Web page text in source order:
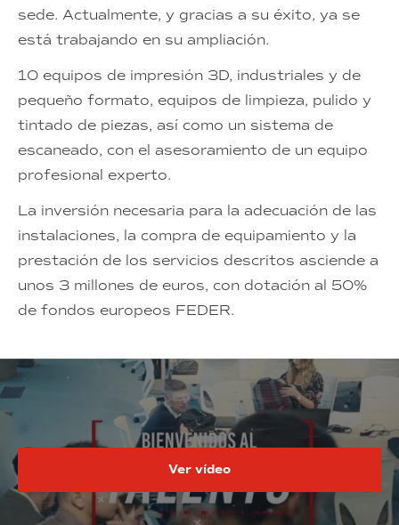
sede. Actualmente, y gracias a su éxito, ya se
está trabajando en su ampliación.
10 equipos de impresión 3D, industriales y de
pequeño formato, equipos de limpieza, pulido y
tintado de piezas, así como un sistema de
escaneado, con el asesoramiento de un equipo
profesional experto.
La inversión necesaria para la adecuación de las
instalaciones, la compra de equipamiento y la
prestación de los servicios descritos asciende a
unos 3 millones de euros, con dotación al 50%
de fondos europeos FEDER.
Ver vídeo